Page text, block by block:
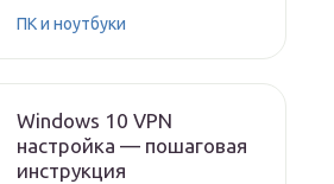
ПК и ноутбуки
Windows 10 VPN
настройка — пошаговая
инструкция